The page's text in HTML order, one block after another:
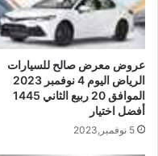
عروض معرض صالح للسيارات
الرياض اليوم 4 نوفمبر 2023
الموافق 20 ربيع الثاني 1445
أفضل اختيار
5 نوفمبر,2023